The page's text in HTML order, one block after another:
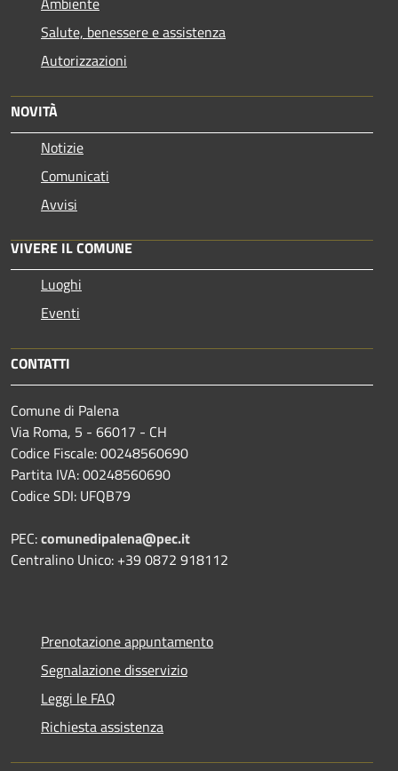
Salute, benessere e assistenza
Autorizzazioni
NOVITÀ
Notizie
Comunicati
Avvisi
VIVERE IL COMUNE
Luoghi
Eventi
CONTATTI
Comune di Palena
Via Roma, 5 - 66017 - CH
Codice Fiscale: 00248560690
Partita IVA: 00248560690
Codice SDI: UFQB79
PEC:comunedipalena@pec.it
Centralino Unico: +39 0872 918112
Prenotazione appuntamento
Segnalazione disservizio
Leggi le FAQ
Richiesta assistenza